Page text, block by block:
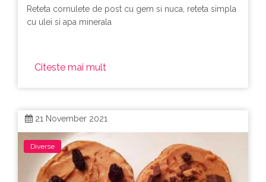
Reteta cornulete de post cu gem si nuca, reteta simpla
cu ulei si apa minerala
Citeste mai mult
21 November 2021
Diverse